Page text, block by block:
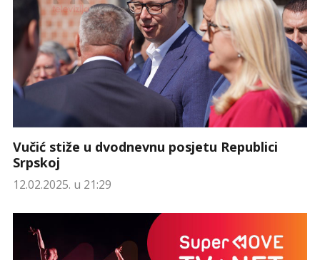
Vučić stiže u dvodnevnu posjetu Republici
Srpskoj
12.02.2025. u 21:29